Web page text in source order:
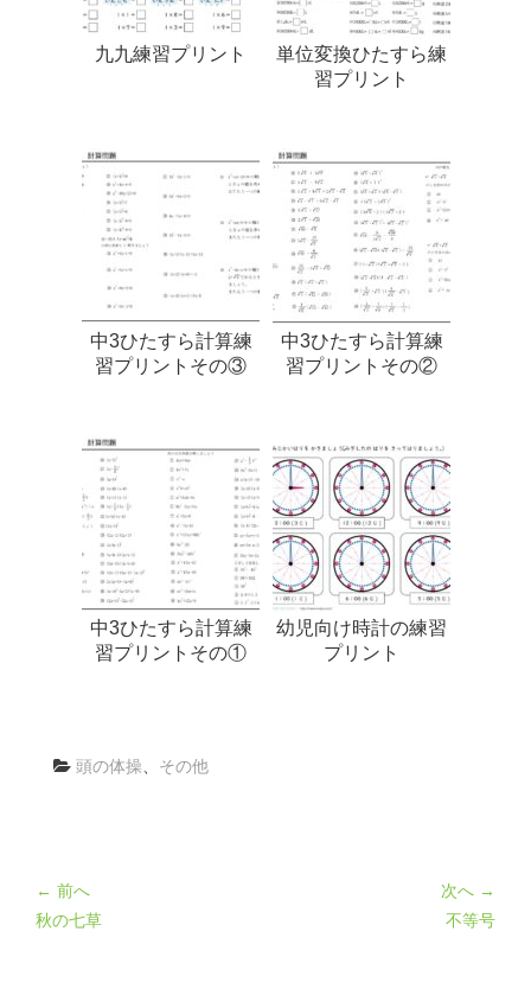
九九練習プリント
単位変換ひたすら練
習プリント
中3ひたすら計算練
習プリントその③
中3ひたすら計算練
習プリントその②
中3ひたすら計算練
習プリントその①
幼児向け時計の練習
プリント
頭の体操 その他
← 前へ
秋の七草
次へ →
不等号